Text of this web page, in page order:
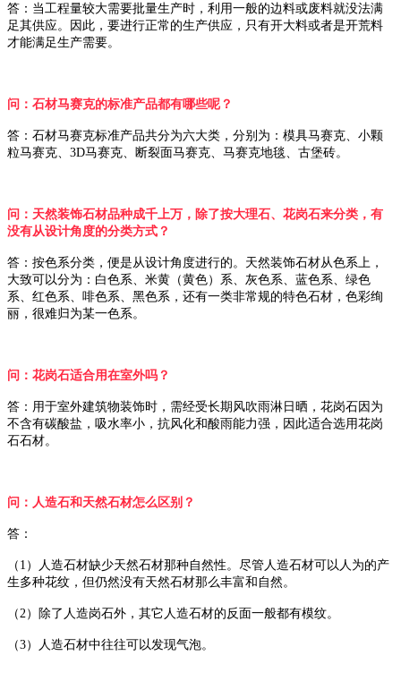
答：当工程量较大需要批量生产时，利用一般的边料或废料就没法满
足其供应。因此，要进行正常的生产供应，只有开大料或者是开荒料
才能满足生产需要。
问：石材马赛克的标准产品都有哪些呢？
答：石材马赛克标准产品共分为六大类，分别为：模具马赛克、小颗
粒马赛克、3D马赛克、断裂面马赛克、马赛克地毯、古堡砖。
问：天然装饰石材品种成千上万，除了按大理石、花岗石来分类，有
没有从设计角度的分类方式？
答：按色系分类，便是从设计角度进行的。天然装饰石材从色系上，
大致可以分为：白色系、米黄（黄色）系、灰色系、蓝色系、绿色
系、红色系、啡色系、黑色系，还有一类非常规的特色石材，色彩绚
丽，很难归为某一色系。
问：花岗石适合用在室外吗？
答：用于室外建筑物装饰时，需经受长期风吹雨淋日晒，花岗石因为
不含有碳酸盐，吸水率小，抗风化和酸雨能力强，因此适合选用花岗
石石材。
问：人造石和天然石材怎么区别？
答：
（1）人造石材缺少天然石材那种自然性。尽管人造石材可以人为的产
生多种花纹，但仍然没有天然石材那么丰富和自然。
（2）除了人造岗石外，其它人造石材的反面一般都有模纹。
（3）人造石材中往往可以发现气泡。